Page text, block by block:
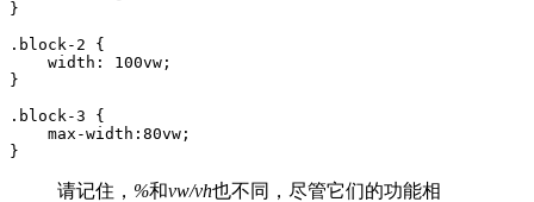
}
.block-2 {
    width: 100vw;
}
.block-3 {
    max-width:80vw;
}
请记住， %和vw/vh也不同，尽管它们的功能相